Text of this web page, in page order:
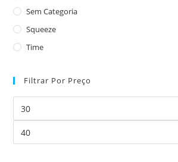
Sem Categoria
Squeeze
Time
Filtrar Por Preço